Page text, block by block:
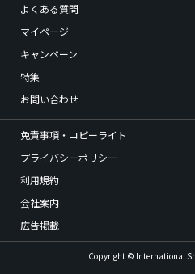
よくある質問
マイページ
キャンペーン
特集
お問い合わせ
免責事項・コピーライト
プライバシーポリシー
利用規約
会社案内
広告掲載
Copyright © International